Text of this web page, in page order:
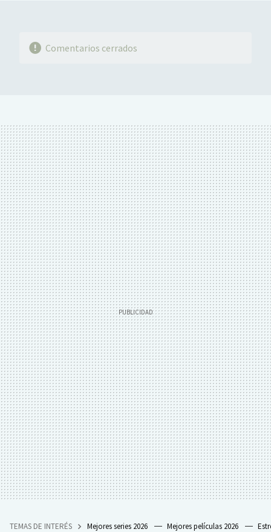
Comentarios cerrados
TEMAS DE INTERÉS Mejores series 2026 Mejores películas 2026